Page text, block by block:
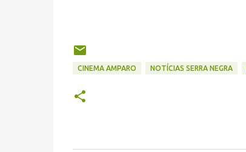
CINEMA AMPARO NOTÍCIAS SERRA NEGRA